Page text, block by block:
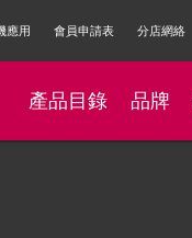
應用 會員申請表 分店網絡
產品目錄 品牌